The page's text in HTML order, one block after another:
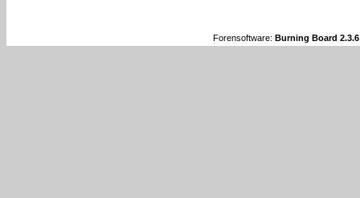
Forensoftware: Burning Board 2.3.6